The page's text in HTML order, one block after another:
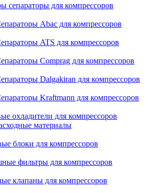
сепараторы для компрессоров
Abac для компрессоров
ATS для компрессоров
Comprag для компрессоров
Dalgakiran для компрессоров
Kraftmann для компрессоров
охладители для компрессоров
материалы
блоки для компрессоров
фильтры для компрессоров
клапаны для компрессоров